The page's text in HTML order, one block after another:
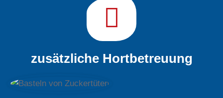
zusätzliche Hortbetreuung